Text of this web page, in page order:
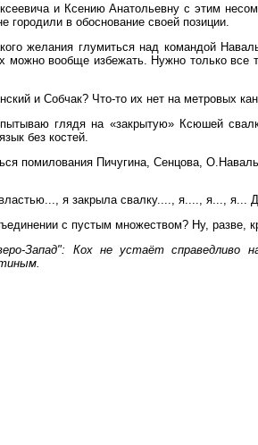
и Ксению Анатольевну с этим
городили в обоснование своей позиции.
желания глумиться над командой
можно вообще избежать. Нужно только
и Собчак? Что-то их нет на метровых
глядя на «закрытую» Ксюшей
без костей.
помилования Пичугина, Сенцова,
я закрыла свалку...., я...., я..., я...
с пустым множеством? Ну, разве,
Запад": Кох не устаёт справедливо